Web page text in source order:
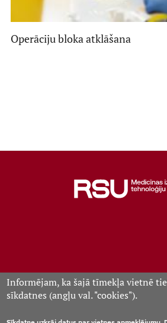
Operāciju bloka atklāšana
Informējam, ka šajā tīmekļa vietnē
sīkdatnes (angļu val. "cookies").